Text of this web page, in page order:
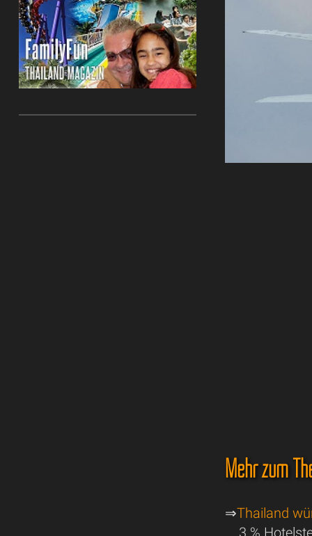
Mehr zum
⇒Thailand